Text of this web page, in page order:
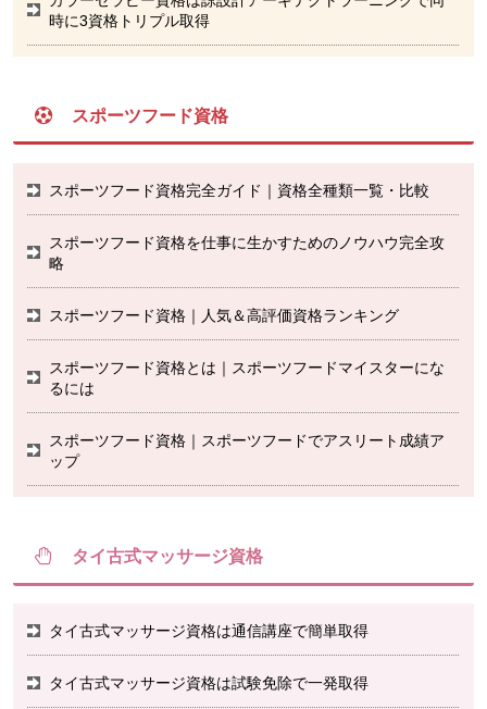
時に3資格トリプル取得
スポーツフード資格
スポーツフード資格完全ガイド｜資格全種類一覧・比較
スポーツフード資格を仕事に生かすためのノウハウ完全攻
略
スポーツフード資格｜人気＆高評価資格ランキング
スポーツフード資格とは｜スポーツフードマイスターにな
るには
スポーツフード資格｜スポーツフードでアスリート成績ア
ップ
タイ古式マッサージ資格
タイ古式マッサージ資格は通信講座で簡単取得
タイ古式マッサージ資格は試験免除で一発取得